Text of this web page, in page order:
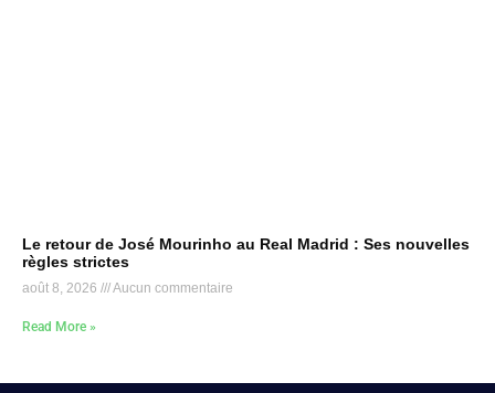
Le retour de José Mourinho au Real Madrid : Ses nouvelles
règles strictes
août 8, 2026 Aucun commentaire
Read More »